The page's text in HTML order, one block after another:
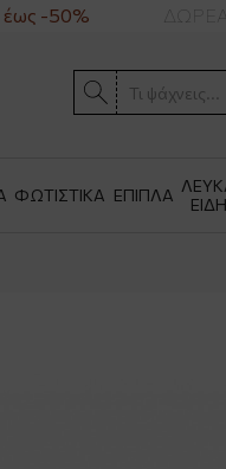
-50%
ΦΩΤΙΣΤΙΚΑ ΕΠΙΠΛΑ
ΕΙΔΗ